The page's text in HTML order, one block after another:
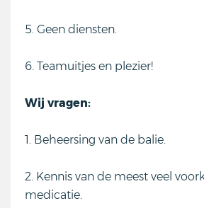
5. Geen diensten.
6. Teamuitjes en plezier!
Wij vragen:
1. Beheersing van de balie.
2. Kennis van de meest veel
medicatie.